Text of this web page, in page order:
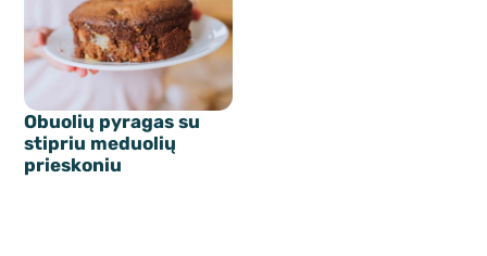
Obuolių pyragas su
stipriu meduolių
prieskoniu